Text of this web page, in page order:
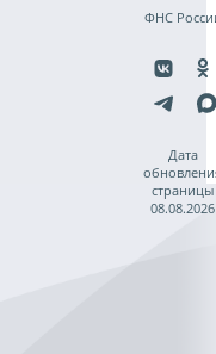
ФНС
Дата
страницы
08.08.2026